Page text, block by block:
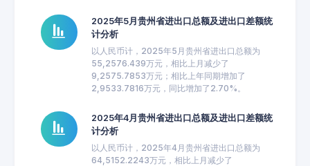
2025年5月贵州省进出口总额及进出口差额统
计分析
以人民币计，2025年5月贵州省进出口总额为
55,2576.439万元，相比上月减少了
9,2575.7853万元；相比上年同期增加了
2,9533.7816万元，同比增加了2.70%。
2025年4月贵州省进出口总额及进出口差额统
计分析
以人民币计，2025年4月贵州省进出口总额为
64,5152.2243万元，相比上月减少了